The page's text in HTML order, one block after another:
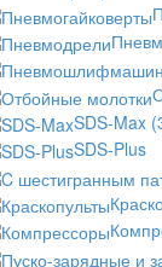
SDS-Max
SDS-Plus